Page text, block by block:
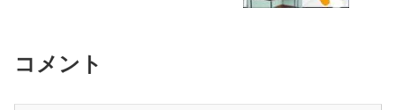
コメント